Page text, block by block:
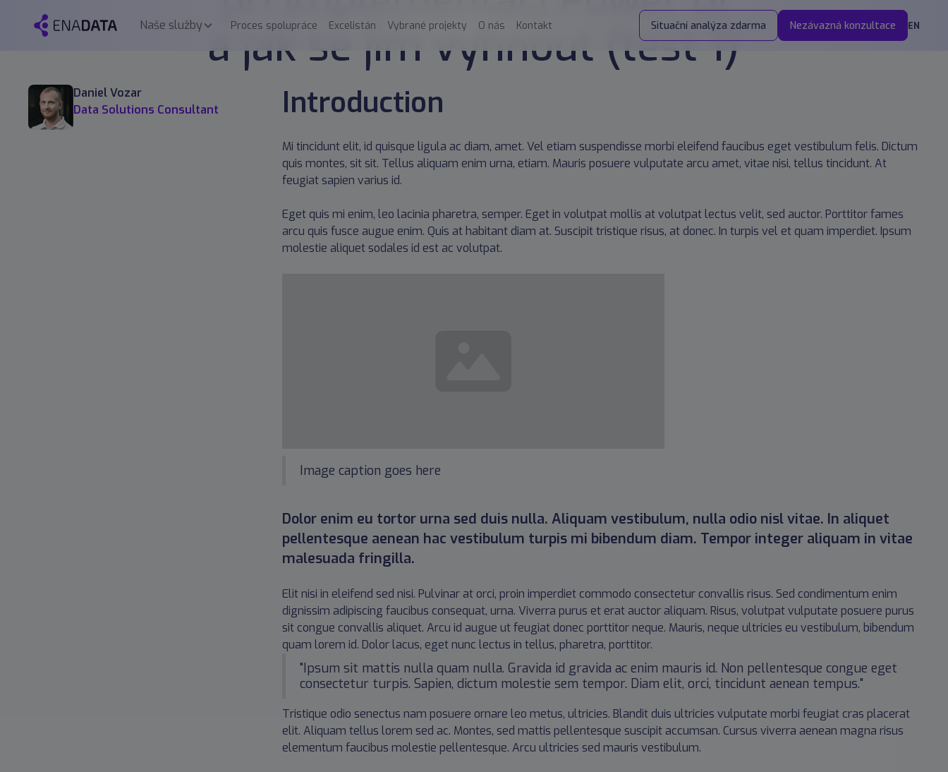
Naše služby Proces spolupráce Excelistán Vybrané projekty O nás Kontakt Situační analýza zdarma Nezávazná konzultace EN
a jak se jim vyhnout (test 1)
Daniel Vozar
Data Solutions Consultant
Introduction
Mi tincidunt elit, id quisque ligula ac diam, amet. Vel etiam suspendisse morbi eleifend faucibus eget vestibulum felis. Dictum
quis montes, sit sit. Tellus aliquam enim urna, etiam. Mauris posuere vulputate arcu amet, vitae nisi, tellus tincidunt. At
feugiat sapien varius id.
Eget quis mi enim, leo lacinia pharetra, semper. Eget in volutpat mollis at volutpat lectus velit, sed auctor. Porttitor fames
arcu quis fusce augue enim. Quis at habitant diam at. Suscipit tristique risus, at donec. In turpis vel et quam imperdiet. Ipsum
molestie aliquet sodales id est ac volutpat.
Image caption goes here
Dolor enim eu tortor urna sed duis nulla. Aliquam vestibulum, nulla odio nisl vitae. In aliquet
pellentesque aenean hac vestibulum turpis mi bibendum diam. Tempor integer aliquam in vitae
malesuada fringilla.
Elit nisi in eleifend sed nisi. Pulvinar at orci, proin imperdiet commodo consectetur convallis risus. Sed condimentum enim
dignissim adipiscing faucibus consequat, urna. Viverra purus et erat auctor aliquam. Risus, volutpat vulputate posuere purus
sit congue convallis aliquet. Arcu id augue ut feugiat donec porttitor neque. Mauris, neque ultricies eu vestibulum, bibendum
quam lorem id. Dolor lacus, eget nunc lectus in tellus, pharetra, porttitor.
"Ipsum sit mattis nulla quam nulla. Gravida id gravida ac enim mauris id. Non pellentesque congue eget
consectetur turpis. Sapien, dictum molestie sem tempor. Diam elit, orci, tincidunt aenean tempus."
Tristique odio senectus nam posuere ornare leo metus, ultricies. Blandit duis ultricies vulputate morbi feugiat cras placerat
elit. Aliquam tellus lorem sed ac. Montes, sed mattis pellentesque suscipit accumsan. Cursus viverra aenean magna risus
elementum faucibus molestie pellentesque. Arcu ultricies sed mauris vestibulum.